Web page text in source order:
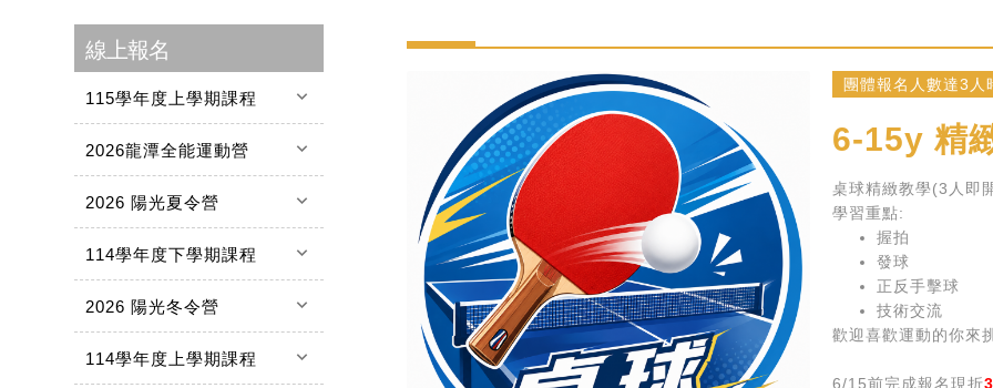
線上報名
115學年度上學期課程 keyboard_arrow_down
2026龍潭全能運動營 keyboard_arrow_down
2026 陽光夏令營 keyboard_arrow_down
114學年度下學期課程 keyboard_arrow_down
2026 陽光冬令營 keyboard_arrow_down
114學年度上學期課程 keyboard_arrow_down
團體報名人數達3
6-15y 精
桌球精緻教學(3人即
學習重點:
握拍
發球
正反手擊球
技術交流
歡迎喜歡運動的你來
6/15前完成報名現折